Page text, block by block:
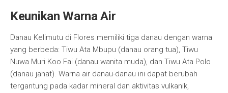
Keunikan Warna Air
Danau Kelimutu di Flores memiliki tiga danau dengan warna
yang berbeda: Tiwu Ata Mbupu (danau orang tua), Tiwu
Nuwa Muri Koo Fai (danau wanita muda), dan Tiwu Ata Polo
(danau jahat). Warna air danau-danau ini dapat berubah
tergantung pada kadar mineral dan aktivitas vulkanik,